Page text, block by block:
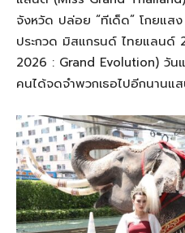
จังหวัด ปล่อย “ทีเด็ด” โกยแส
ประกวด มิสแกรนด์ ไทยแลนด์
2026 : Grand Evolution) วัน
คนได้จดจำพวกเธอไปอีกนานแ